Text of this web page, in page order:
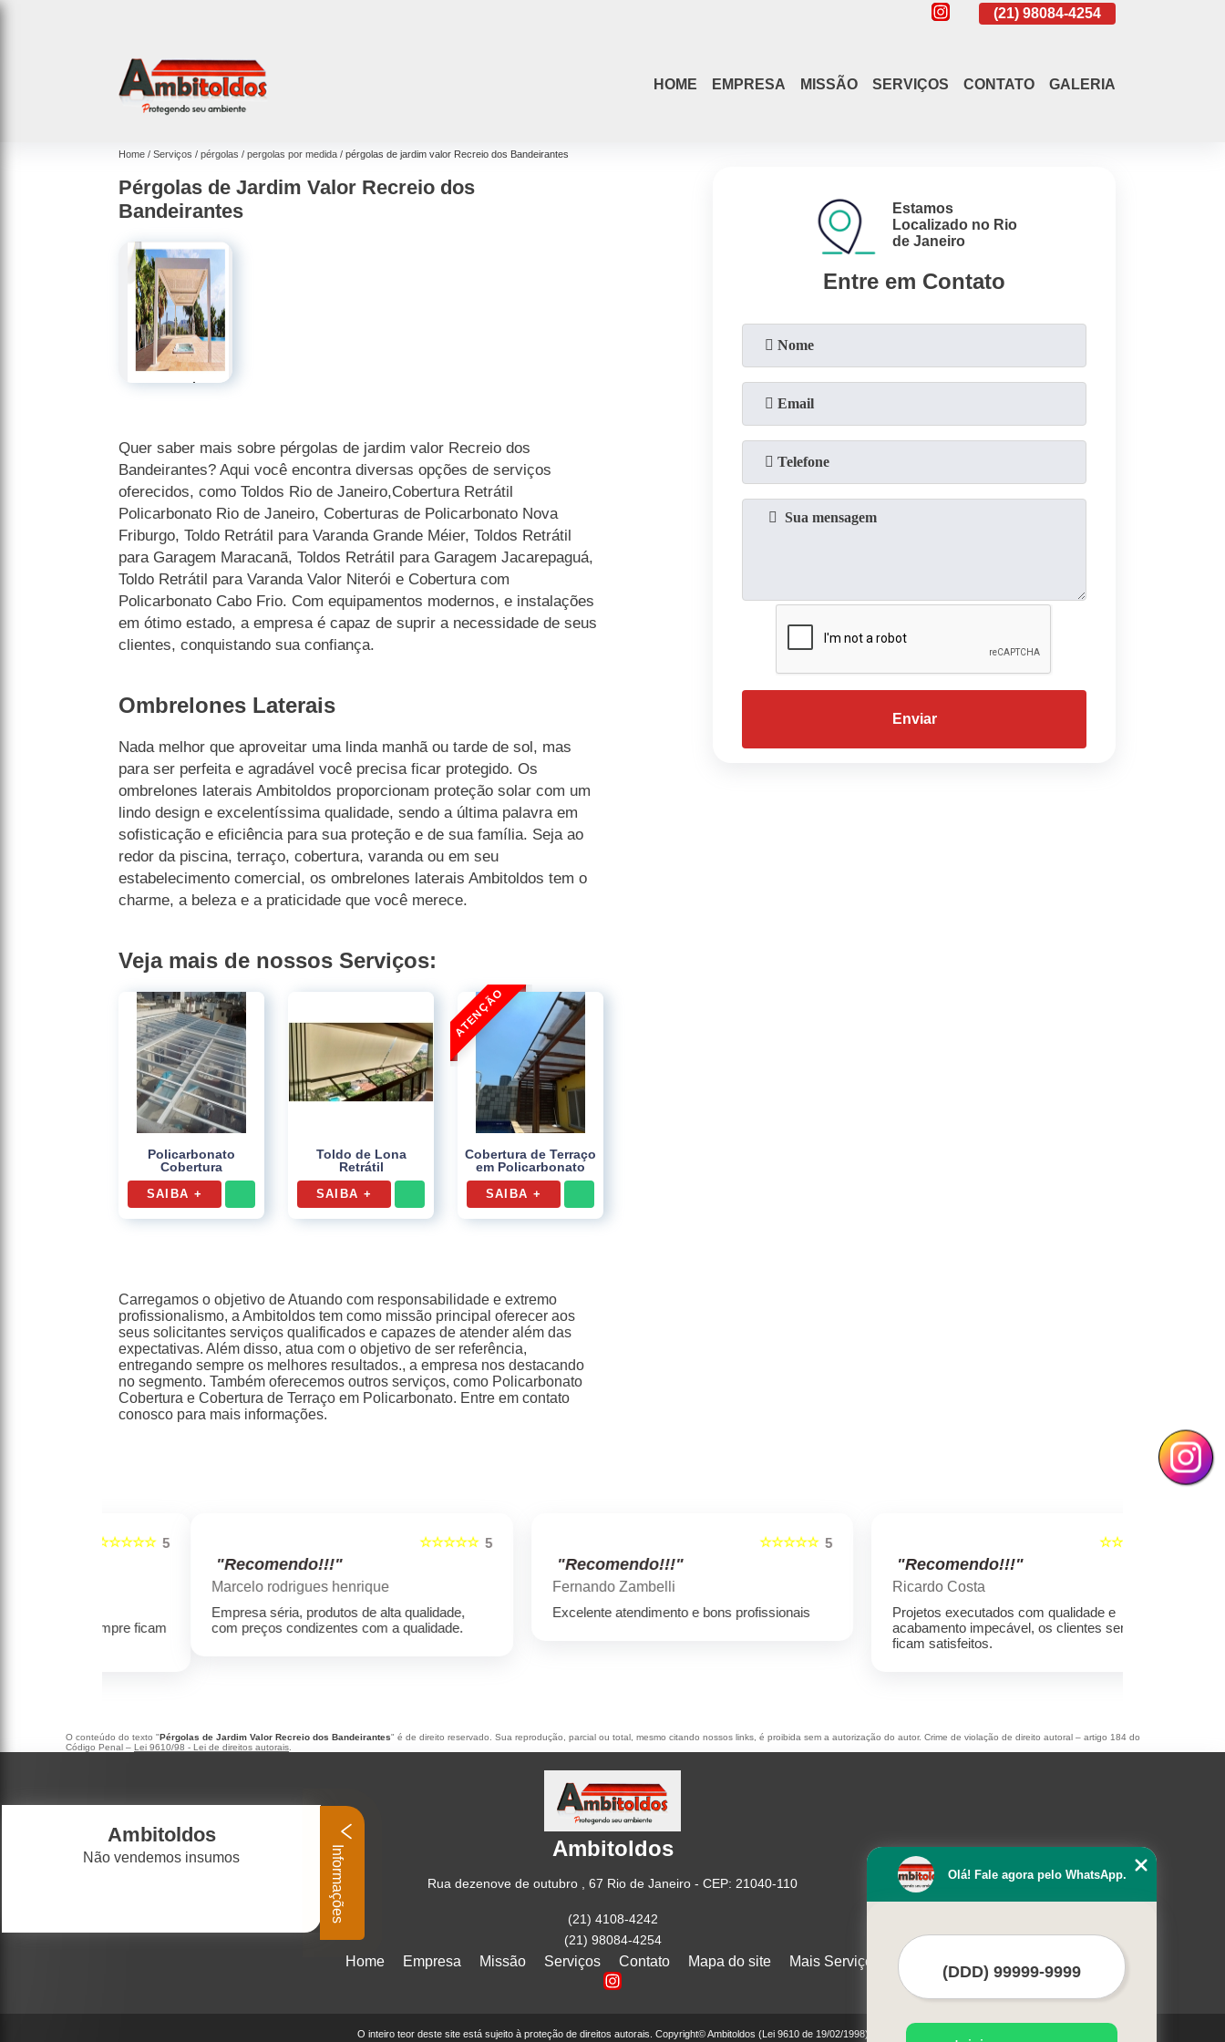
(21)98084-4254
HOME EMPRESA MISSÃO SERVIÇOS CONTATO GALERIA
Home Serviços pérgolas pergolas por medida pérgolas de jardim valor Recreio dos Bandeirantes
Pérgolas de Jardim Valor Recreio dos
Bandeirantes
Quer saber mais sobre pérgolas de jardim valor Recreio dos
Bandeirantes? Aqui você encontra diversas opções de serviços
oferecidos, como Toldos Rio de Janeiro,Cobertura Retrátil
Policarbonato Rio de Janeiro, Coberturas de Policarbonato Nova
Friburgo, Toldo Retrátil para Varanda Grande Méier, Toldos Retrátil
para Garagem Maracanã, Toldos Retrátil para Garagem Jacarepaguá,
Toldo Retrátil para Varanda Valor Niterói e Cobertura com
Policarbonato Cabo Frio. Com equipamentos modernos, e instalações
em ótimo estado, a empresa é capaz de suprir a necessidade de seus
clientes, conquistando sua confiança.
Ombrelones Laterais
Nada melhor que aproveitar uma linda manhã ou tarde de sol, mas
para ser perfeita e agradável você precisa ficar protegido. Os
ombrelones laterais Ambitoldos proporcionam proteção solar com um
lindo design e excelentíssima qualidade, sendo a última palavra em
sofisticação e eficiência para sua proteção e de sua família. Seja ao
redor da piscina, terraço, cobertura, varanda ou em seu
estabelecimento comercial, os ombrelones laterais Ambitoldos tem o
charme, a beleza e a praticidade que você merece.
Veja mais de nossos Serviços:
Policarbonato
Cobertura
SAIBA +
Toldo de Lona
Retrátil
SAIBA +
Cobertura de Terraço
em Policarbonato
SAIBA +
Carregamos o objetivo de Atuando com responsabilidade e extremo
profissionalismo, a Ambitoldos tem como missão principal oferecer aos
seus solicitantes serviços qualificados e capazes de atender além das
expectativas. Além disso, atua com o objetivo de ser referência,
entregando sempre os melhores resultados., a empresa nos destacando
no segmento. Também oferecemos outros serviços, como Policarbonato
Cobertura e Cobertura de Terraço em Policarbonato. Entre em contato
conosco para mais informações.
Entre em Contato
Estamos
Localizado no Rio
de Janeiro
Enviar
"Recomendo!!!"
Marcelo rodrigues henrique
Empresa séria, produtos de alta qualidade,
com preços condizentes com a qualidade.
"Recomendo!!!"
Fernando Zambelli
Excelente atendimento e bons profissionais
"Recomendo!!!"
Ricardo Costa
Projetos executados com qualidade e
acabamento impecável, os clientes sempre
ficam satisfeitos.
O conteúdo do texto "Pérgolas de Jardim Valor Recreio dos Bandeirantes" é de direito reservado. Sua reprodução, parcial ou total, mesmo citando nossos links, é proibida sem a autorização do autor. Crime de violação de direito autoral – artigo 184 do
Código Penal – Lei 9610/98 - Lei de direitos autorais.
Ambitoldos
Rua dezenove de outubro , 67 Rio de Janeiro - CEP: 21040-110
(21) 4108-4242
(21) 98084-4254
Home Empresa Missão Serviços Contato Mapa do site Mais Serviços
O inteiro teor deste site está sujeito à proteção de direitos autorais. Copyright© Ambitoldos (Lei 9610 de 19/02/1998)
Olá! Fale agora pelo WhatsApp.
Ambitoldos
Não vendemos insumos Informações